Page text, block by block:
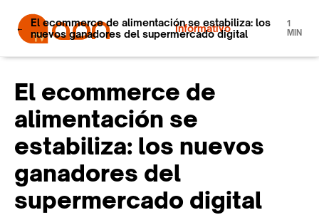
Informativo
El ecommerce de alimentación se estabiliza: los
nuevos ganadores del supermercado digital
1
MIN
El ecommerce de
alimentación se
estabiliza: los nuevos
ganadores del
supermercado digital